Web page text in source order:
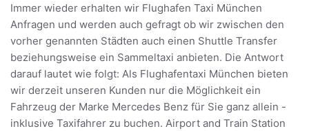
Immer wieder erhalten wir Flughafen Taxi München
Anfragen und werden auch gefragt ob wir zwischen den
vorher genannten Städten auch einen Shuttle Transfer
beziehungsweise ein Sammeltaxi anbieten. Die Antwort
darauf lautet wie folgt: Als Flughafentaxi München bieten
wir derzeit unseren Kunden nur die Möglichkeit ein
Fahrzeug der Marke Mercedes Benz für Sie ganz allein -
inklusive Taxifahrer zu buchen. Airport and Train Station